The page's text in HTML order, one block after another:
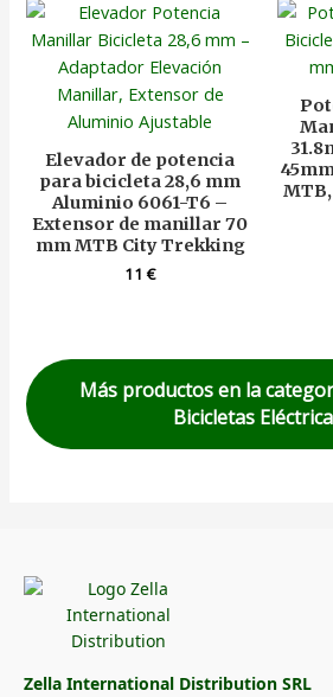
Elevador de potencia
para bicicleta 28,6 mm
Aluminio 6061-T6 –
Extensor de manillar 70
mm MTB City Trekking
11€
Más productos en la
Bicicletas
Zella International Distribution SRL